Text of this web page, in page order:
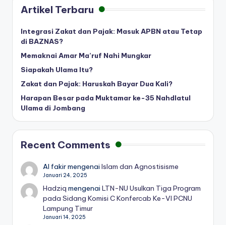
Artikel Terbaru
Integrasi Zakat dan Pajak: Masuk APBN atau Tetap
di BAZNAS?
Memaknai Amar Ma’ruf Nahi Mungkar
Siapakah Ulama Itu?
Zakat dan Pajak: Haruskah Bayar Dua Kali?
Harapan Besar pada Muktamar ke-35 Nahdlatul
Ulama di Jombang
Recent Comments
Al fakirmengenaiIslam dan Agnostisisme
Januari 24, 2025
Hadziq mengenaiLTN-NU Usulkan Tiga Program
pada Sidang Komisi C Konfercab Ke-VI PCNU
Lampung Timur
Januari 14, 2025